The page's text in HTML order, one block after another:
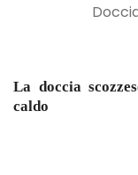
La doccia
caldo